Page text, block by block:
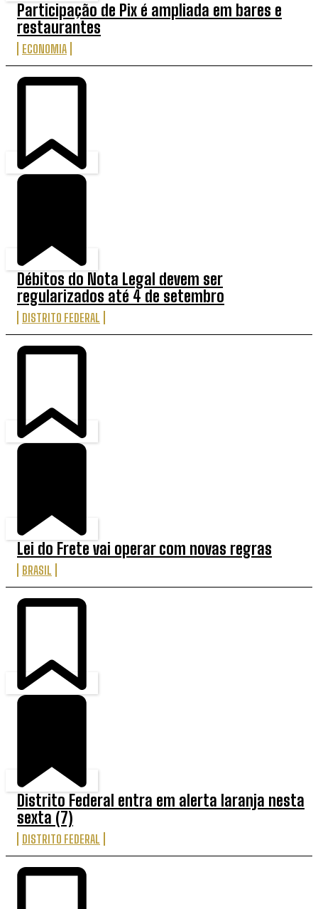
Participação de Pix é ampliada em bares e
restaurantes
ECONOMIA
Débitos do Nota Legal devem ser
regularizados até 4 de setembro
DISTRITO FEDERAL
Lei do Frete vai operar com novas regras
BRASIL
Distrito Federal entra em alerta laranja nesta
sexta (7)
DISTRITO FEDERAL